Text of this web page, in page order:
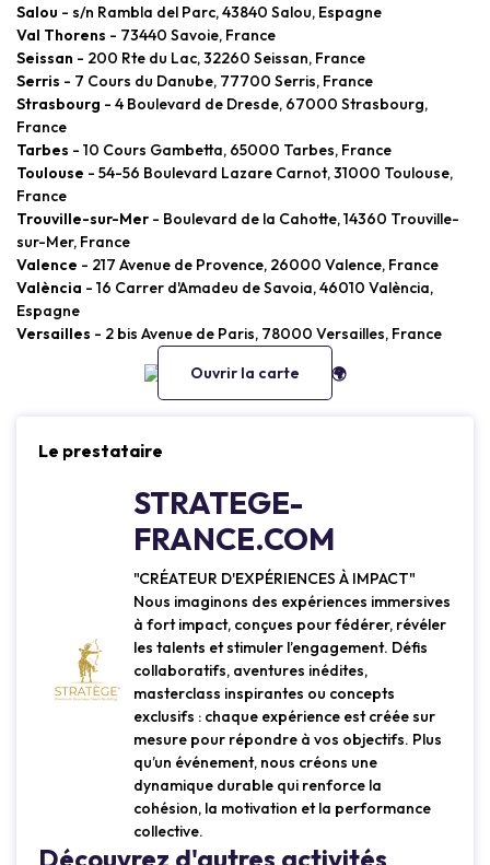
Salou - s/n Rambla del Parc, 43840 Salou, Espagne
Val Thorens - 73440 Savoie, France
Seissan - 200 Rte du Lac, 32260 Seissan, France
Serris - 7 Cours du Danube, 77700 Serris, France
Strasbourg - 4 Boulevard de Dresde, 67000 Strasbourg,
France
Tarbes - 10 Cours Gambetta, 65000 Tarbes, France
Toulouse - 54-56 Boulevard Lazare Carnot, 31000 Toulouse,
France
Trouville-sur-Mer - Boulevard de la Cahotte, 14360 Trouville-
sur-Mer, France
Valence - 217 Avenue de Provence, 26000 Valence, France
València - 16 Carrer d'Amadeu de Savoia, 46010 València,
Espagne
Versailles - 2 bis Avenue de Paris, 78000 Versailles, France
Ouvrir la carte
Le prestataire
STRATEGE-
FRANCE.COM
"CRÉATEUR D'EXPÉRIENCES À IMPACT"
Nous imaginons des expériences immersives
à fort impact, conçues pour fédérer, révéler
les talents et stimuler l’engagement. Défis
collaboratifs, aventures inédites,
masterclass inspirantes ou concepts
exclusifs : chaque expérience est créée sur
mesure pour répondre à vos objectifs. Plus
qu’un événement, nous créons une
dynamique durable qui renforce la
cohésion, la motivation et la performance
collective.